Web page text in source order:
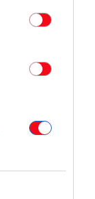
: